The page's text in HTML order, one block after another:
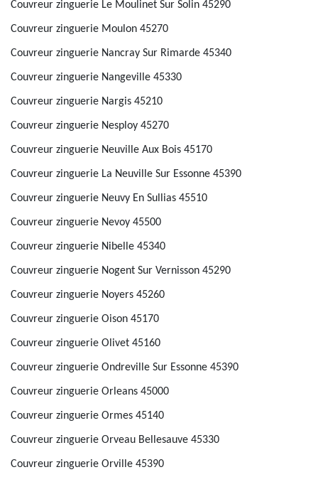
Couvreur zinguerie Le Moulinet Sur Solin 45290
Couvreur zinguerie Moulon 45270
Couvreur zinguerie Nancray Sur Rimarde 45340
Couvreur zinguerie Nangeville 45330
Couvreur zinguerie Nargis 45210
Couvreur zinguerie Nesploy 45270
Couvreur zinguerie Neuville Aux Bois 45170
Couvreur zinguerie La Neuville Sur Essonne 45390
Couvreur zinguerie Neuvy En Sullias 45510
Couvreur zinguerie Nevoy 45500
Couvreur zinguerie Nibelle 45340
Couvreur zinguerie Nogent Sur Vernisson 45290
Couvreur zinguerie Noyers 45260
Couvreur zinguerie Oison 45170
Couvreur zinguerie Olivet 45160
Couvreur zinguerie Ondreville Sur Essonne 45390
Couvreur zinguerie Orleans 45000
Couvreur zinguerie Ormes 45140
Couvreur zinguerie Orveau Bellesauve 45330
Couvreur zinguerie Orville 45390